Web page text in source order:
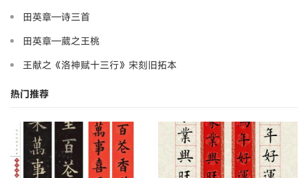
田英章—诗三首
田英章—葳之王桃
王献之《洛神赋十三行》宋刻旧拓本
热门推荐